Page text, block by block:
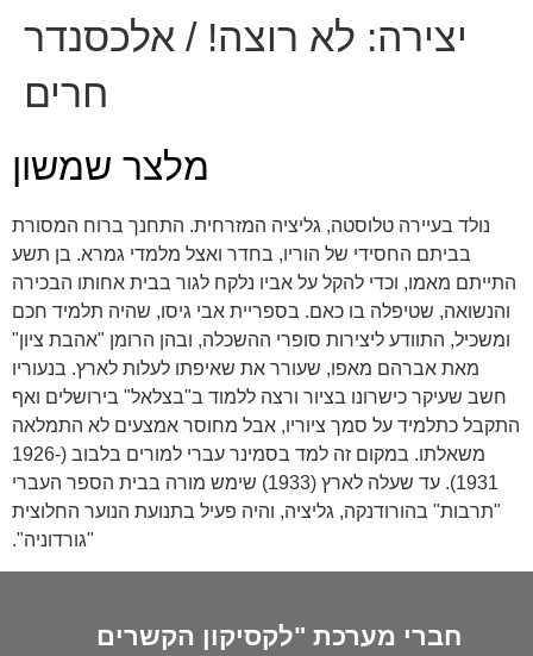
יצירה: לא רוצה! / אלכסנדר
חרים
מלצר שמשון
נולד בעיירה טלוסטה, גליציה המזרחית. התחנך ברוח המסורת
בביתם החסידי של הוריו, בחדר ואצל מלמדי גמרא. בן תשע
התייתם מאמו, וכדי להקל על אביו נלקח לגור בבית אחותו הבכירה
והנשואה, שטיפלה בו כאם. בספריית אבי גיסו, שהיה תלמיד חכם
ומשכיל, התוודע ליצירות סופרי ההשכלה, ובהן הרומן "אהבת ציון"
מאת אברהם מאפו, שעורר את שאיפתו לעלות לארץ. בנעוריו
חשב שעיקר כישרונו בציור ורצה ללמוד ב"בצלאל" בירושלים ואף
התקבל כתלמיד על סמך ציוריו, אבל מחוסר אמצעים לא התמלאה
משאלתו. במקום זה למד בסמינר עברי למורים בלבוב (1926-
1931). עד שעלה לארץ (1933) שימש מורה בבית הספר העברי
"תרבות" בהורודנקה, גליציה, והיה פעיל בתנועת הנוער החלוצית
"גורדוניה".
חברי מערכת "לקסיקון הקשרים